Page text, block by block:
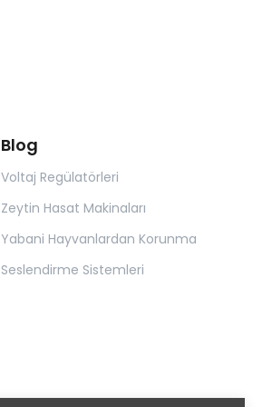
Blog
Voltaj Regülatörleri
Zeytin Hasat Makinaları
Yabani Hayvanlardan Korunma
Seslendirme Sistemleri